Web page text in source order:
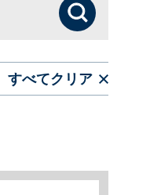
検索
すべてクリア